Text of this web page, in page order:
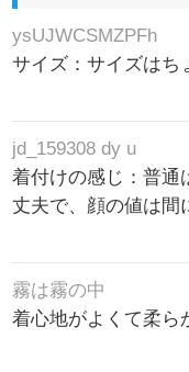
ysUJWCSMZPFh
サイズ：サイズはち
jd_159308 dy u
着付けの感じ：普通
丈夫で、顔の値は間
霧は霧の中
着心地がよくて柔ら